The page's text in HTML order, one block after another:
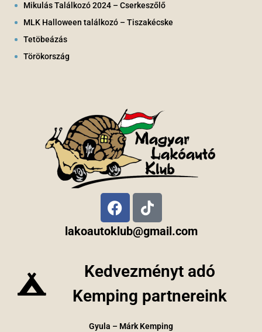
Mikulás Találkozó 2024 – Cserkeszőlő
MLK Halloween találkozó – Tiszakécske
Tetöbeázás
Törökország
lakoautoklub@gmail.com
Kedvezményt adó
Kemping partnereink
Gyula – Márk Kemping